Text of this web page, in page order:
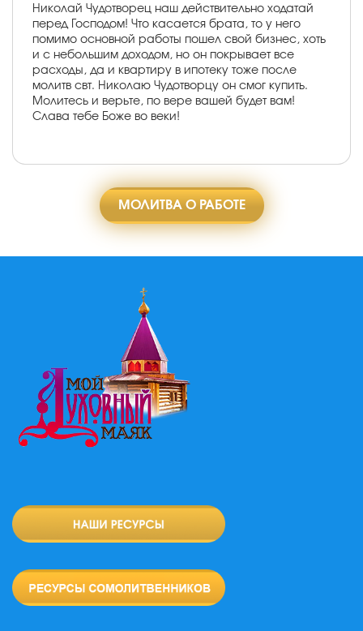
Николай Чудотворец наш действительно ходатай
перед Господом! Что касается брата, то у него
помимо основной работы пошел свой бизнес, хоть
и с небольшим доходом, но он покрывает все
расходы, да и квартиру в ипотеку тоже после
молитв свт. Николаю Чудотворцу он смог купить.
Молитесь и верьте, по вере вашей будет вам!
Слава тебе Боже во веки!
МОЛИТВА О РАБОТЕ